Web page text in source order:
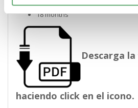
Periodo de garantía
18 months
Descarga
haciendo click en el icono.